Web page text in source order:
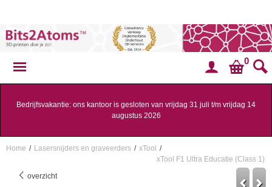
0
Bedrijfsvakantie: ons kantoor is gesloten van vrijdag 31 juli t/m vrijdag 14
augustus 2026
Home / Lasersnijders en graveerders / xTool /
xTool F1 Ultra Educatie (Class 1)
overzicht